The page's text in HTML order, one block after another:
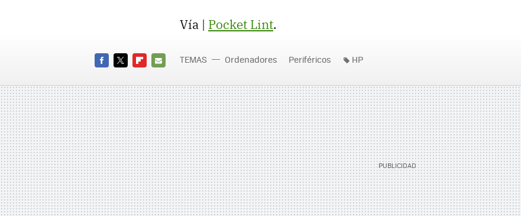
Vía | Pocket Lint.
MAIL
TEMAS Ordenadores Periféricos HP